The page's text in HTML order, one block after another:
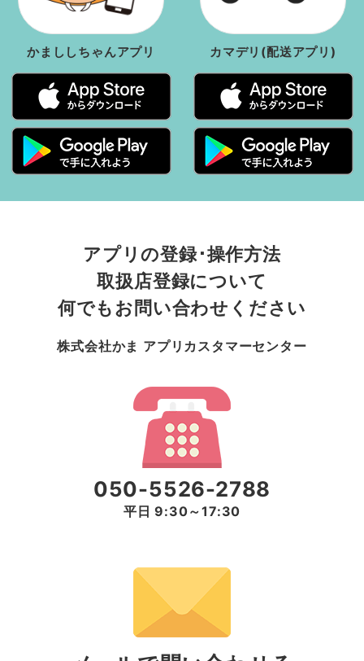
かまししちゃんアプリ カマデリ(配送アプリ)
アプリの登録･操作方法
取扱店登録について
何でもお問い合わせください
株式会社かま アプリカスタマーセンター
050-5526-2788
平日 9:30～17:30